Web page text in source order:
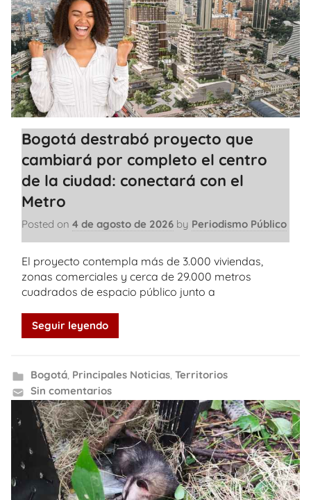
Bogotá destrabó proyecto que
cambiará por completo el centro
de la ciudad: conectará con el
Metro
Posted on 4 de agosto de 2026 by Periodismo Público
El proyecto contempla más de 3.000 viviendas,
zonas comerciales y cerca de 29.000 metros
cuadrados de espacio público junto a
Seguir leyendo
Bogotá, Principales Noticias, Territorios
Sin comentarios